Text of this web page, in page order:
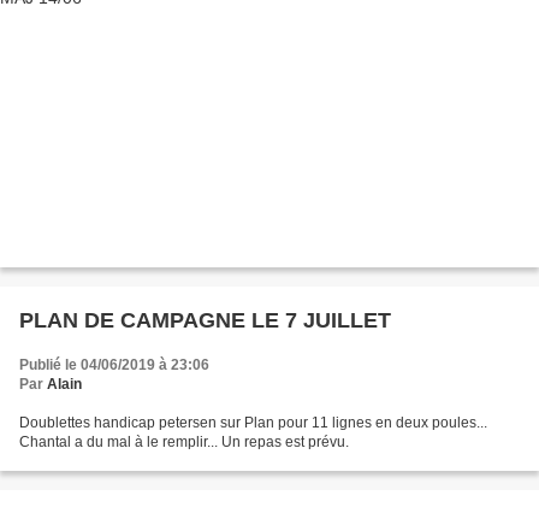
PLAN DE CAMPAGNE LE 7 JUILLET
Publié le 04/06/2019 à 23:06
Par Alain
Doublettes handicap petersen sur Plan pour 11 lignes en deux poules...
Chantal a du mal à le remplir... Un repas est prévu.